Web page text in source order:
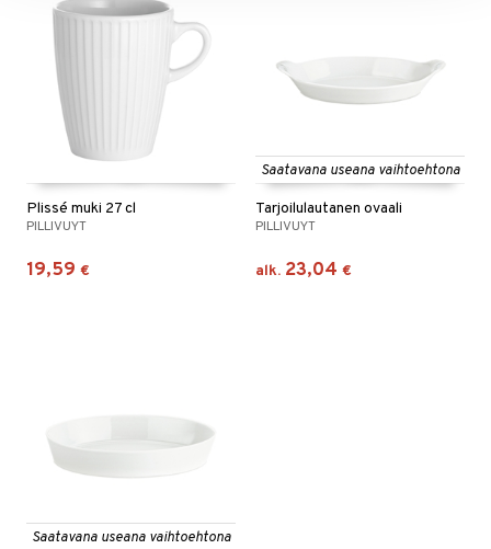
Plissé muki 27 cl
PILLIVUYT
19,59 €
Saatavana useana vaihtoehtona
Tarjoilulautanen ovaali
PILLIVUYT
alk. 23,04 €
Saatavana useana vaihtoehtona